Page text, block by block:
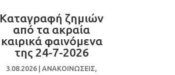
Καταγραφή ζημιών
από τα ακραία
καιρικά φαινόμενα
της 24-7-2026
3.08.2026 |ΑΝΑΚΟΙΝΩΣΕΙΣ,